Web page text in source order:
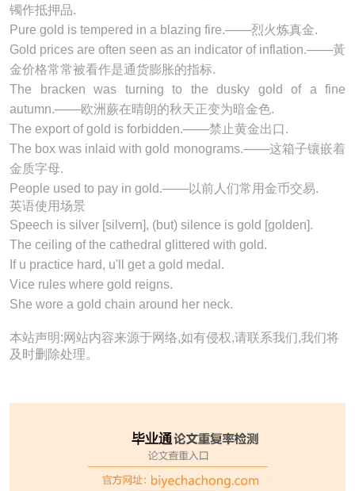
镯作抵押品.
Pure gold is tempered in a blazing fire.───烈火炼真金.
Gold prices are often seen as an indicator of inflation.───黃
金价格常常被看作是通货膨胀的指标.
The bracken was turning to the dusky gold of a fine
autumn.───欧洲蕨在晴朗的秋天正变为暗金色.
The export ofgold is forbidden.───禁止黄金出口.
The box was inlaid withgold monograms.───这箱子镶嵌着
金质字母.
People used to pay in gold.───以前人们常用金币交易.
英语使用场景
Speech is silver [silvern], (but) silence is gold [golden].
The ceiling of the cathedral glittered with gold.
If u practice hard, u'll get a gold medal.
Vice rules where gold reigns.
She wore a gold chain around her neck.
本站声明:网站内容来源于网络,如有侵权,请联系我们,我们将
及时删除处理。